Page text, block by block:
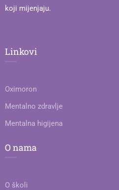
koji mijenjaju.
Linkovi
Oximoron
Mentalno zdravlje
Mentalna higijena
O nama
O školi